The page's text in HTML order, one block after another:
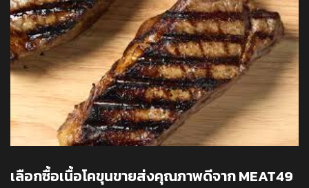
เลือกซื้อเนื้อโคขุนขายส่งคุณภาพดีจาก MEAT49